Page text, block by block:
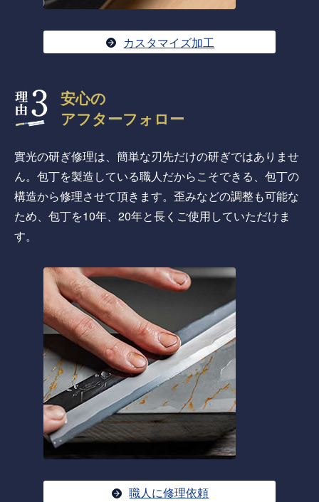
カスタマイズ加工
安心の
アフターフォロー
實光の研ぎ修理は、簡単な刃先だけの研ぎではありませ
ん。包丁を製造している職人だからこそできる、包丁の
構造から修理させて頂きます。歪みなどの調整も可能な
ため、包丁を10年、20年と長くご使用していただけま
す。
職人に修理依頼